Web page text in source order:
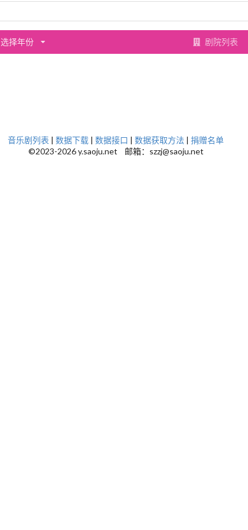
选择年份 剧院列表
音乐剧列表 | 数据下载 | 数据接口 | 数据获取方法 | 捐赠名单
©2023-2026 y.saoju.net 邮箱：szzj@saoju.net